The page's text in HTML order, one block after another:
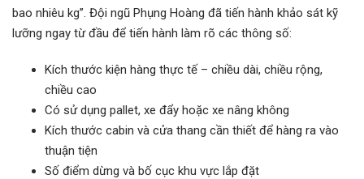
bao nhiêu kg”. Đội ngũ Phụng Hoàng đã tiến hành khảo sát kỹ
lưỡng ngay từ đầu để tiến hành làm rõ các thông số:
Kích thước kiện hàng thực tế – chiều dài, chiều rộng,
chiều cao
Có sử dụng pallet, xe đẩy hoặc xe nâng không
Kích thước cabin và cửa thang cần thiết để hàng ra vào
thuận tiện
Số điểm dừng và bố cục khu vực lắp đặt